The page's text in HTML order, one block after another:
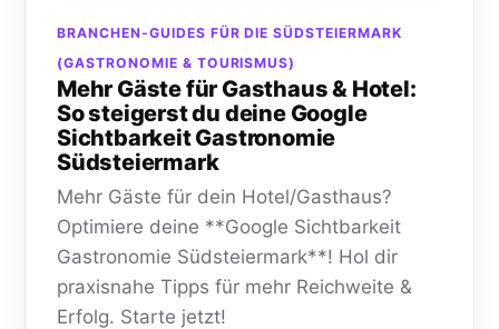
BRANCHEN-GUIDES FÜR DIE SÜDSTEIERMARK
(GASTRONOMIE & TOURISMUS)
Mehr Gäste für Gasthaus & Hotel:
So steigerst du deine Google
Sichtbarkeit Gastronomie
Südsteiermark
Mehr Gäste für dein Hotel/Gasthaus?
Optimiere deine **Google Sichtbarkeit
Gastronomie Südsteiermark**! Hol dir
praxisnahe Tipps für mehr Reichweite &
Erfolg. Starte jetzt!